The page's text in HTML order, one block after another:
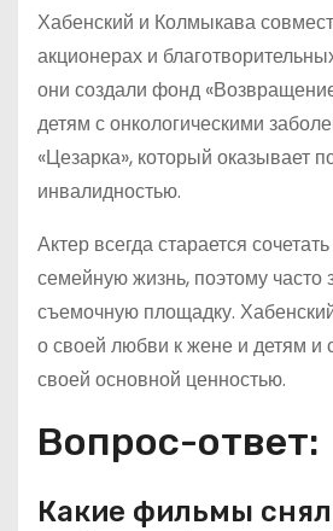
Хабенский и Колмыкава
акционерах и
они создали фонд
детям с онкологическими
«Цезарка», который оказывает
инвалидностью.
Актер всегда старается
семейную жизнь, поэтому часто
съемочную площадку.
о своей любви к жене и детям и
своей основной ценностью.
Вопрос-ответ:
Какие фильмы